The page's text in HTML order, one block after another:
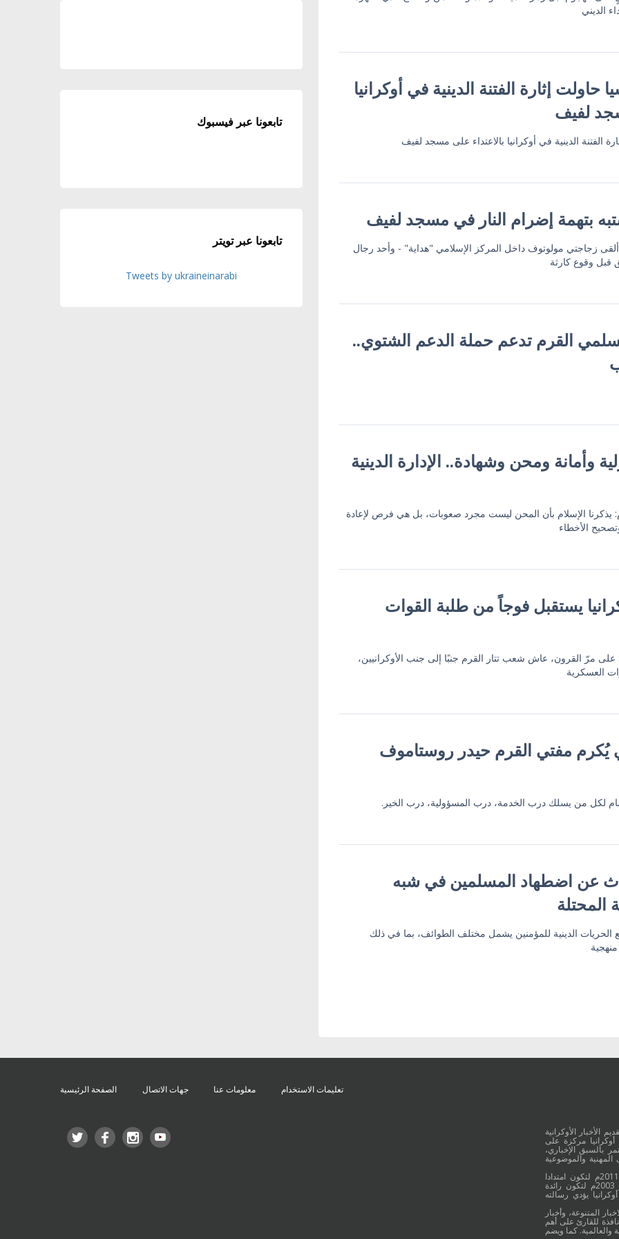
الديني
إثارة الفتنة الدينية في أوكرانيا
لفيف
الفتنة الدينية في أوكرانيا بالاعتداء على مسجد لفيف
بتهمة إضرام النار في مسجد لفيف
زجاجتي مولوتوف داخل المركز الإسلامي "هداية" - وأحد رجال
قبل وقوع كارثة
القرم تدعم حملة الدعم الشتوي..
وأمانة ومحن وشهادة.. الإدارة الدينية
يذكرنا الإسلام بأن المحن ليست مجرد صعوبات، بل هي فرص لإعادة
الأخطاء
يستقبل فوجاً من طلبة القوات
مرّ القرون، عاش شعب تتار القرم جنبًا إلى جنب الأوكرانيين،
العسكرية
يُكرم مفتي القرم حيدر روستاموف
لكل من يسلك درب الخدمة، درب المسؤولية، درب الخير.
عن اضطهاد المسلمين في شبه
المحتلة
الدينية للمؤمنين يشمل مختلف الطوائف، بما في ذلك
تابعونا عبر فيسبوك
تابعونا عبر تويتر
Tweets by ukraineinarabi
الأخبار الأوكرانية
مركزة على
بالسبق الإخباري،
والموضوعية
وقد جائت انطلاقة "أوكرانيا بالعربية" في 16 كانون الأول/ديسمبر عام 2011م لتكون امتدادا
للموقع العربي الاوكراني والذي بدأ عمله الاعلامي منذ 16 أيلول/سبتمبر 2003م لتكون رائدة
يؤدي رسالته
المتنوعة، وأخبار
نافذة للقارئ على أهم
والعالمية. كما ويضم
تعليمات الاستخدام معلومات عنا جهات الاتصال الصفحة الرئيسية